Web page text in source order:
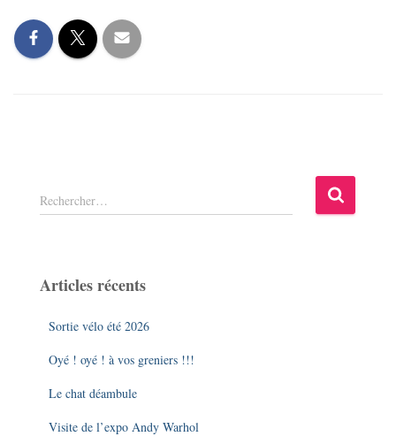
R
e
r
Rechercher…
Articles récents
Sortie vélo été 2026
Oyé ! oyé ! à vos greniers !!!
Le chat déambule
Visite de l’expo Andy Warhol